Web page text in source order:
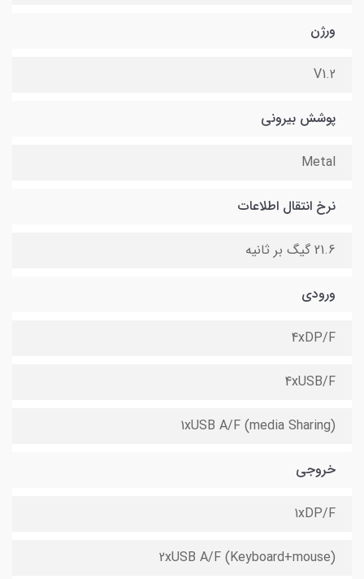
ورژن
V1.2
پوشش بیرونی
Metal
نرخ انتقال اطلاعات
21.6 گیگ بر ثانیه
ورودی
4xDP/F
4xUSB/F
1xUSB A/F (media Sharing)
خروجی
1xDP/F
2xUSB A/F (Keyboard+mouse)